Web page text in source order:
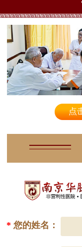
点
*您的姓名：